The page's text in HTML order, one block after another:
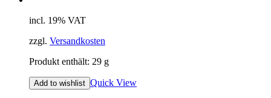
incl. 19% VAT
zzgl. Versandkosten
Produkt enthält: 29 g
Add to wishlist Quick View